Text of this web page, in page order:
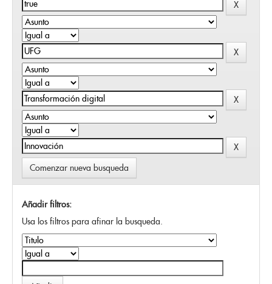
Comenzar nueva busqueda
Añadir filtros:
Usa los filtros para afinar la busqueda.